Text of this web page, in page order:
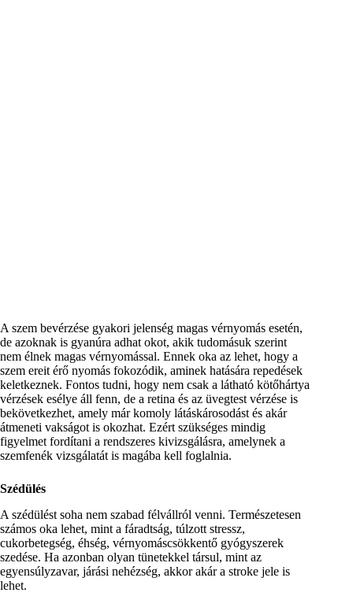
A szem bevérzése gyakori jelenség magas vérnyomás esetén,
de azoknak is gyanúra adhat okot, akik tudomásuk szerint
nem élnek magas vérnyomással. Ennek oka az lehet, hogy a
szem ereit érő nyomás fokozódik, aminek hatására repedések
keletkeznek. Fontos tudni, hogy nem csak a látható kötőhártya
vérzések esélye áll fenn, de a retina és az üvegtest vérzése is
bekövetkezhet, amely már komoly látáskárosodást és akár
átmeneti vakságot is okozhat. Ezért szükséges mindig
figyelmet fordítani a rendszeres kivizsgálásra, amelynek a
szemfenék vizsgálatát is magába kell foglalnia.
Szédülés
A szédülést soha nem szabad félvállról venni. Természetesen
számos oka lehet, mint a fáradtság, túlzott stressz,
cukorbetegség, éhség, vérnyomáscsökkentő gyógyszerek
szedése. Ha azonban olyan tünetekkel társul, mint az
egyensúlyzavar, járási nehézség, akkor akár a stroke jele is
lehet.